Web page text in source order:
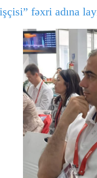
fəxri adına